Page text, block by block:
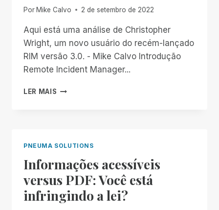
Por Mike Calvo 2 de setembro de 2022
Aqui está uma análise de Christopher
Wright, um novo usuário do recém-lançado
RIM versão 3.0. - Mike Calvo Introdução
Remote Incident Manager...
LER MAIS AVALIAÇÃO
(RIM)
VERSÃO
3.0
PNEUMA SOLUTIONS
Informações acessíveis
versus PDF: Você está
infringindo a lei?